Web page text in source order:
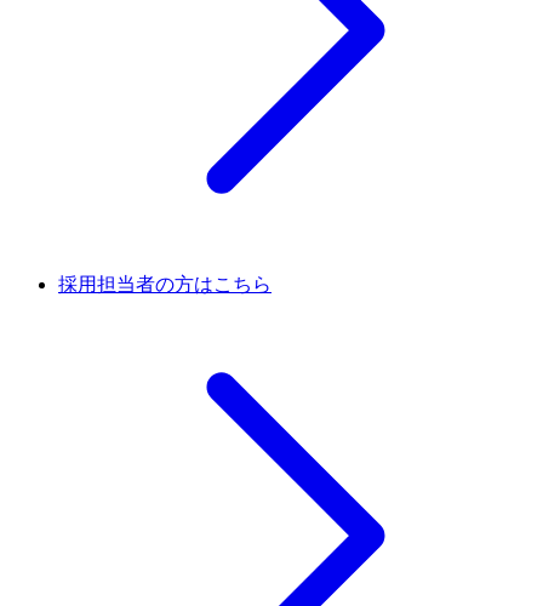
採用担当者の方はこちら